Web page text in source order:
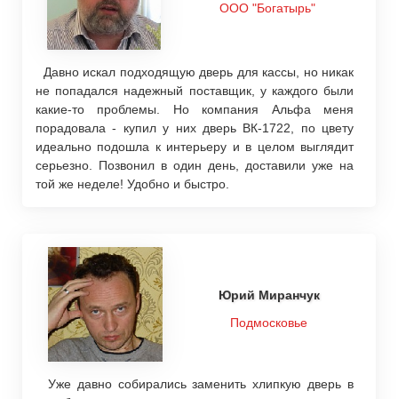
ООО "Богатырь"
Давно искал подходящую дверь для кассы, но никак
не попадался надежный поставщик, у каждого были
какие-то проблемы. Но компания Альфа меня
порадовала - купил у них дверь ВК-1722, по цвету
идеально подошла к интерьеру и в целом выглядит
серьезно. Позвонил в один день, доставили уже на
той же неделе! Удобно и быстро.
Юрий Миранчук
Подмосковье
Уже давно собирались заменить хлипкую дверь в